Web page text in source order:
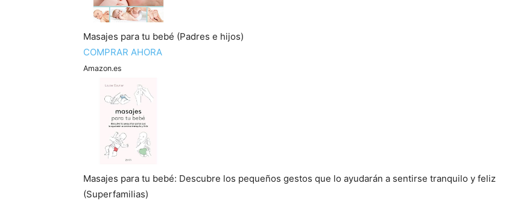
Masajes para tu bebé (Padres e hijos)
COMPRAR AHORA
Amazon.es
Masajes para tu bebé: Descubre los pequeños gestos que lo ayudarán a sentirse tranquilo y feliz
(Superfamilias)